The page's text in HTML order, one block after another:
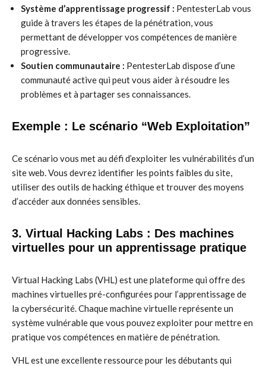
Système d’apprentissage progressif : PentesterLab vous
guide à travers les étapes de la pénétration, vous
permettant de développer vos compétences de manière
progressive.
Soutien communautaire : PentesterLab dispose d’une
communauté active qui peut vous aider à résoudre les
problèmes et à partager ses connaissances.
Exemple : Le scénario “Web Exploitation”
Ce scénario vous met au défi d’exploiter les vulnérabilités d’un
site web. Vous devrez identifier les points faibles du site,
utiliser des outils de hacking éthique et trouver des moyens
d’accéder aux données sensibles.
3. Virtual Hacking Labs : Des machines
virtuelles pour un apprentissage pratique
Virtual Hacking Labs (VHL) est une plateforme qui offre des
machines virtuelles pré-configurées pour l’apprentissage de
la cybersécurité. Chaque machine virtuelle représente un
système vulnérable que vous pouvez exploiter pour mettre en
pratique vos compétences en matière de pénétration.
VHL est une excellente ressource pour les débutants qui